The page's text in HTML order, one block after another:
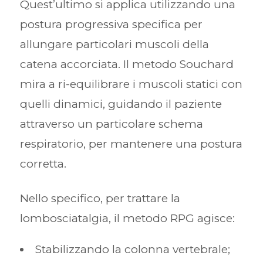
Quest’ultimo si applica utilizzando una
postura progressiva specifica per
allungare particolari muscoli della
catena accorciata. Il metodo Souchard
mira a ri-equilibrare i muscoli statici con
quelli dinamici, guidando il paziente
attraverso un particolare schema
respiratorio, per mantenere una postura
corretta.
Nello specifico, per trattare la
lombosciatalgia, il metodo RPG agisce:
Stabilizzando la colonna vertebrale;